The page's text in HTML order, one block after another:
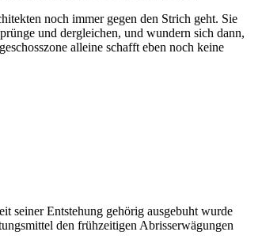
noch immer gegen den Strich geht. Sie
und dergleichen, und wundern sich dann,
alleine schafft eben noch keine
seiner Entstehung gehörig ausgebuht wurde
den frühzeitigen Abrisserwägungen